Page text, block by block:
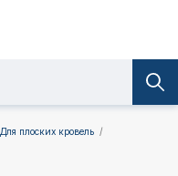
Для плоских кровель